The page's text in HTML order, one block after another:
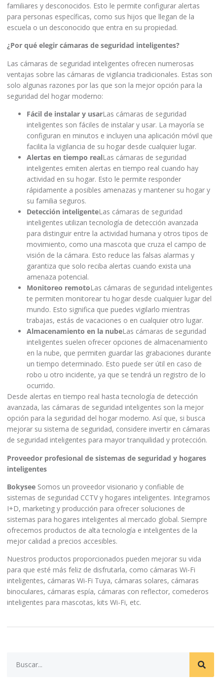
familiares y desconocidos. Esto le permite configurar alertas
para personas específicas, como sus hijos que llegan de la
escuela o un desconocido que entra en su propiedad.
¿Por qué elegir cámaras de seguridad inteligentes?
Las cámaras de seguridad inteligentes ofrecen numerosas
ventajas sobre las cámaras de vigilancia tradicionales. Estas son
solo algunas razones por las que son la mejor opción para la
seguridad del hogar moderno:
Fácil de instalar y usarLas cámaras de seguridad
inteligentes son fáciles de instalar y usar. La mayoría se
configuran en minutos e incluyen una aplicación móvil que
facilita la vigilancia de su hogar desde cualquier lugar.
Alertas en tiempo realLas cámaras de seguridad
inteligentes emiten alertas en tiempo real cuando hay
actividad en su hogar. Esto le permite responder
rápidamente a posibles amenazas y mantener su hogar y
su familia seguros.
Detección inteligenteLas cámaras de seguridad
inteligentes utilizan tecnología de detección avanzada
para distinguir entre la actividad humana y otros tipos de
movimiento, como una mascota que cruza el campo de
visión de la cámara. Esto reduce las falsas alarmas y
garantiza que solo reciba alertas cuando exista una
amenaza potencial.
Monitoreo remotoLas cámaras de seguridad inteligentes
te permiten monitorear tu hogar desde cualquier lugar del
mundo. Esto significa que puedes vigilarlo mientras
trabajas, estás de vacaciones o en cualquier otro lugar.
Almacenamiento en la nubeLas cámaras de seguridad
inteligentes suelen ofrecer opciones de almacenamiento
en la nube, que permiten guardar las grabaciones durante
un tiempo determinado. Esto puede ser útil en caso de
robo u otro incidente, ya que se tendrá un registro de lo
ocurrido.
Desde alertas en tiempo real hasta tecnología de detección
avanzada, las cámaras de seguridad inteligentes son la mejor
opción para la seguridad del hogar moderno. Así que, si busca
mejorar su sistema de seguridad, considere invertir en cámaras
de seguridad inteligentes para mayor tranquilidad y protección.
Proveedor profesional de sistemas de seguridad y hogares
inteligentes
Bokysee Somos un proveedor visionario y confiable de
sistemas de seguridad CCTV y hogares inteligentes. Integramos
I+D, marketing y producción para ofrecer soluciones de
sistemas para hogares inteligentes al mercado global. Siempre
ofrecemos productos de alta tecnología e inteligentes de la
mejor calidad a precios accesibles.
Nuestros productos proporcionados pueden mejorar su vida
para que esté más feliz de disfrutarla, como cámaras Wi-Fi
inteligentes, cámaras Wi-Fi Tuya, cámaras solares, cámaras
binoculares, cámaras espía, cámaras con reflector, comederos
inteligentes para mascotas, kits Wi-Fi, etc.